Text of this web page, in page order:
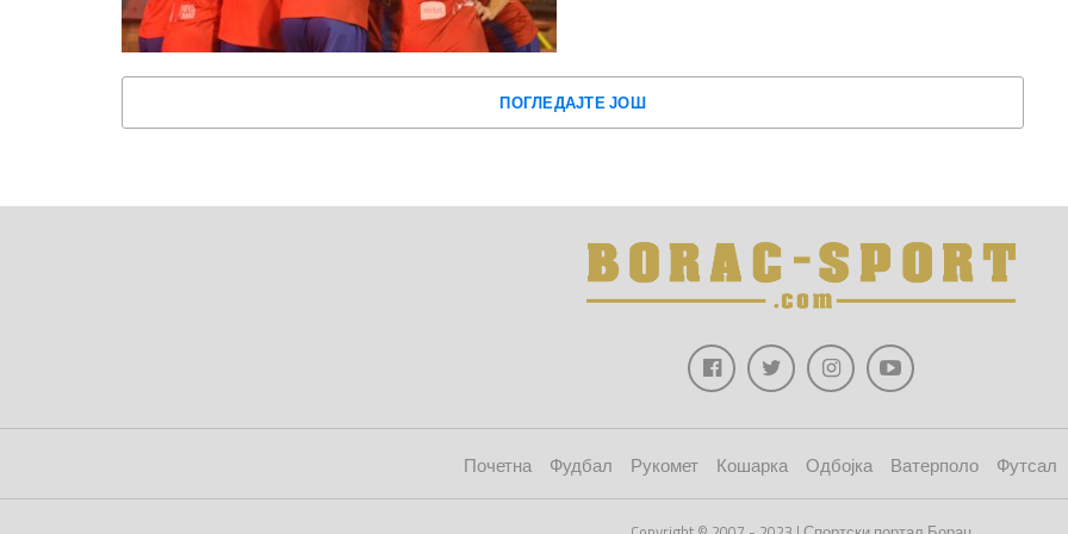
ПОГЛЕДАЈТЕ ЈОШ
Почетна Фудбал Рукомет Кошарка Одбојка Ватерполо Футсал